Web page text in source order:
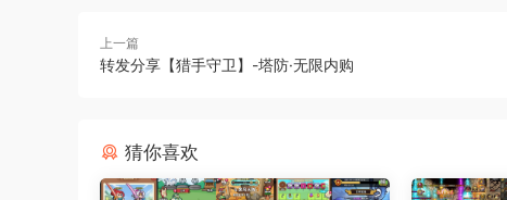
上一篇
转发分享【猎手守卫】-塔防·无限内购
猜你喜欢